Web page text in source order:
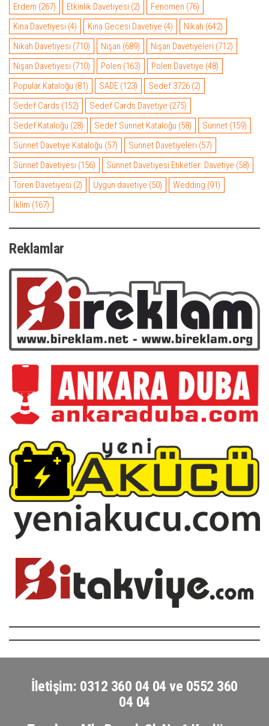
Erdem (267) Etkinlik Davetiyesi (2) Fenomen (76)
Kına Davetiyesi (4) Kına Gecesi Davetiye (4) Nikah (642)
Nikah Davetiyesi (710) Nişan (689) Nişan Davetiyeleri (712)
Nişan Davetiyesi (710) Polen (163) Polen Davetiye (48)
Popular Kataloğu (81) SADE (123) Sedef 3726 (2)
Sedef Cards (152) Sedef Cards Davetiye (275)
Sedef Kataloğu (28) Sedef Sünnet Kataloğu (58) Sünnet (159)
Sünnet Davetiye Kataloğu (57) Sünnet Davetiyeleri (57)
Sünnet Davetiyesi (156) Sünnet Davetiyesi Etiketler: Davetiye (58)
Tören Davetiyesi (2) Uygun davetiye (50) Wedding (91)
İklim (167)
Reklamlar
İletişim: 0312 360 04 04 ve 0552 360
04 04